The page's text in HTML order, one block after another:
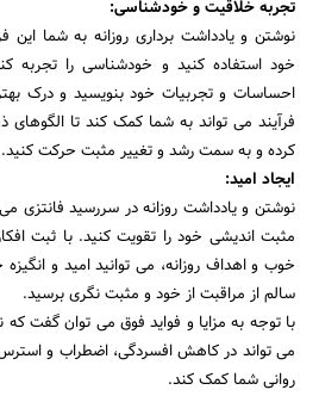
تجربه خلاقیت و خودشناسی:
نوشتن و یادداشت برداری روزانه به شما
خود استفاده کنید و خودشناسی را تجربه
احساسات و تجربیات خود بنویسید و درک
فرآیند می تواند به شما کمک کند تا الگوهای
کرده و به سمت رشد و تغییر مثبت حرکت کنید.
ایجاد امید:
نوشتن و یادداشت روزانه در سررسید فانتزی
مثبت اندیشی خود را تقویت کنید. با ثبت
خوب و اهداف روزانه، می توانید امید و
سالم از مراقبت از خود و مثبت نگری برسید.
با توجه به مزایا و فواید فوق می توان گفت که
می تواند در کاهش افسردگی، اضطراب و
روانی شما کمک کند.